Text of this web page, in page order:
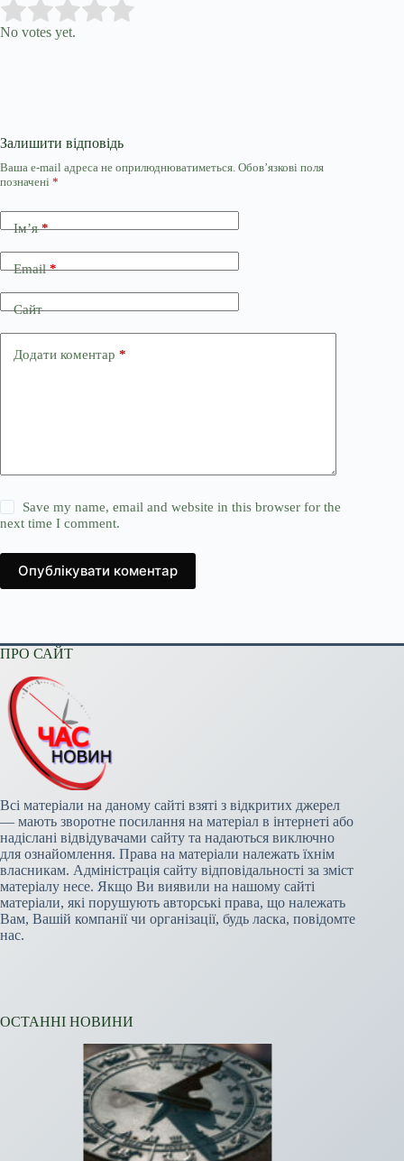
Rate this item:
No votes yet.
Залишити відповідь
Ваша e-mail адреса не оприлюднюватиметься. Обов’язкові поля
позначені *
Ім’я*
Email*
Сайт
Додати коментар *
Save my name, email and website in this browser for the
next time I comment.
Опублікувати коментар
ПРО САЙТ
Всі матеріали на даному сайті взяті з відкритих джерел
— мають зворотне посилання на матеріал в інтернеті або
надіслані відвідувачами сайту та надаються виключно
для ознайомлення. Права на матеріали належать їхнім
власникам. Адміністрація сайту відповідальності за зміст
матеріалу несе. Якщо Ви виявили на нашому сайті
матеріали, які порушують авторські права, що належать
Вам, Вашій компанії чи організації, будь ласка, повідомте
нас.
ОСТАННІ НОВИНИ